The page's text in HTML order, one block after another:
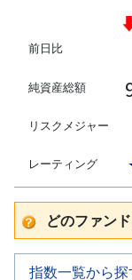
前日比
純資産総額
リスクメジャー
レーティング
どのファン
指数一覧から探